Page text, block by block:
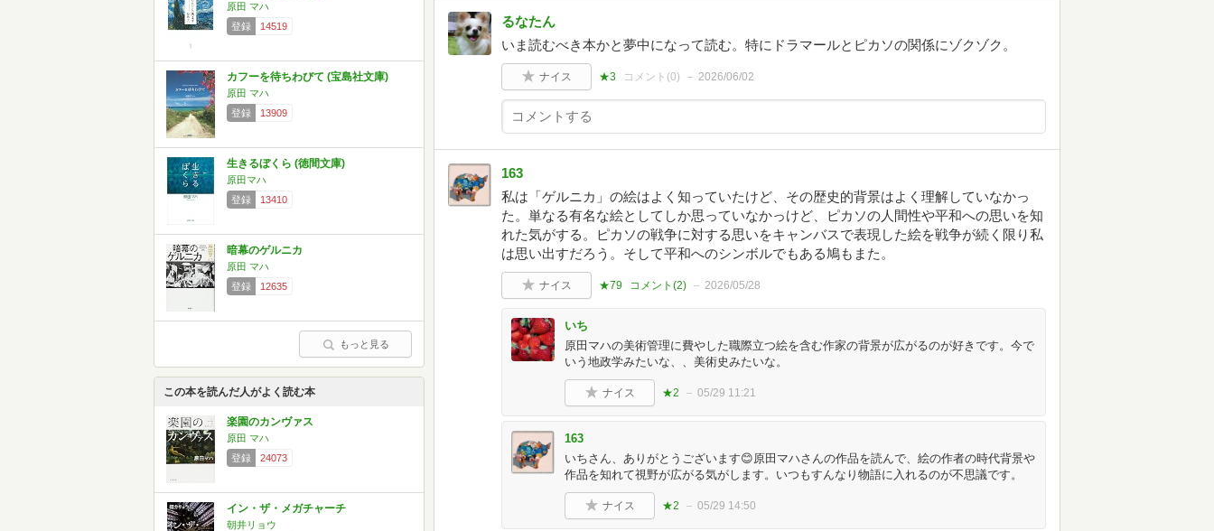
原田 マハ
登録
14519
カフーを待ちわびて (宝島社文庫)
原田 マハ
登録
13909
生きるぼくら (徳間文庫)
原田マハ
登録
13410
暗幕のゲルニカ
原田 マハ
登録
12635
もっと見る
この本を読んだ人がよく読む本
楽園のカンヴァス
原田 マハ
登録
24073
イン・ザ・メガチャーチ
朝井リョウ
るなたん
いま読むべき本かと夢中になって読む。特にドラマールとピカソの関係にゾクゾク。
ナイス ★3 コメント(0) 2026/06/02
163
私は「ゲルニカ」の絵はよく知っていたけど、その歴史的背景はよく理解していなかっ
た。単なる有名な絵としてしか思っていなかっけど、ピカソの人間性や平和への思いを知
れた気がする。ピカソの戦争に対する思いをキャンバスで表現した絵を戦争が続く限り私
は思い出すだろう。そして平和へのシンボルでもある鳩もまた。
ナイス ★79 コメント(2) 2026/05/28
いち
原田マハの美術管理に費やした職際立つ絵を含む作家の背景が広がるのが好きです。今で
いう地政学みたいな、、美術史みたいな。
ナイス ★2 05/29 11:21
163
いちさん、ありがとうございます😊原田マハさんの作品を読んで、絵の作者の時代背景や
作品を知れて視野が広がる気がします。いつもすんなり物語に入れるのが不思議です。
ナイス ★2 05/29 14:50